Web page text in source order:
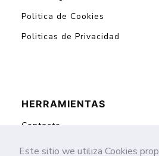
Politica de Cookies
Politicas de Privacidad
HERRAMIENTAS
Contacto
Mapa del Sitio
Este sitio we utiliza Cookies